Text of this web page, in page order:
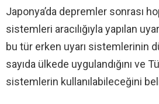
Japonya’da depremler sonrası
sistemleri aracılığıyla yapılan
bu tür erken uyarı sistemlerinin
sayıda ülkede uygulandığını ve
sistemlerin kullanılabileceğini